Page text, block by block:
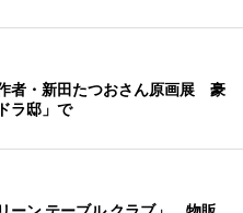
者・新田たつおさん原画展 豪
ラ邸」で